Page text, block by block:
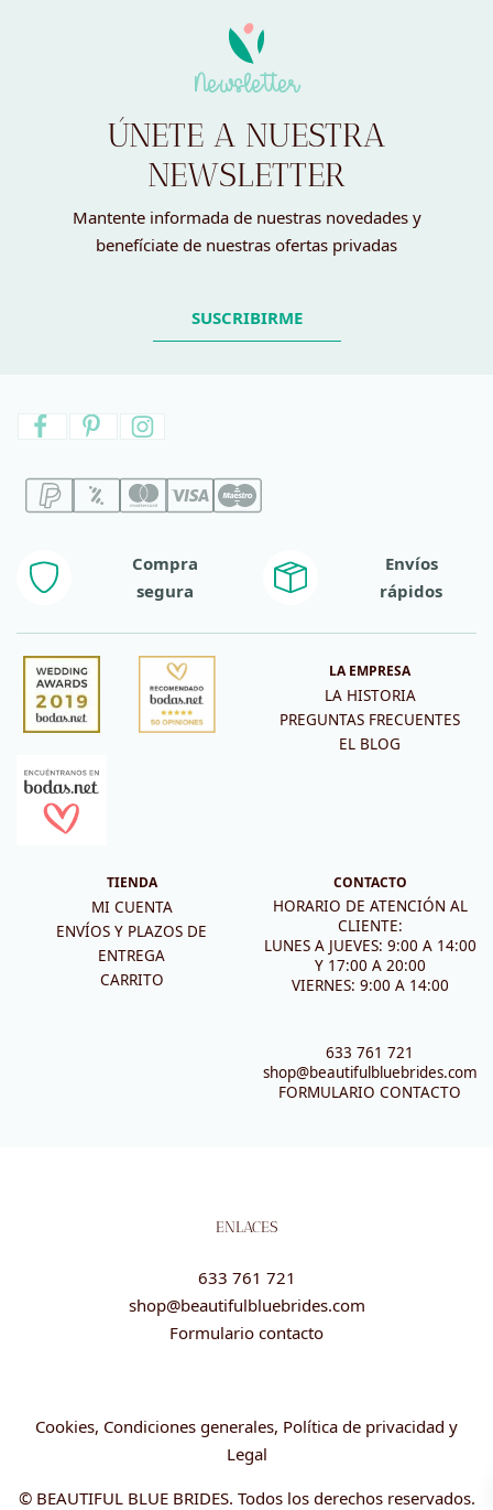
Newsletter
ÚNETE A NUESTRA
NEWSLETTER
Mantente informada de nuestras novedades y
benefíciate de nuestras ofertas privadas
SUSCRIBIRME
Compra
segura
Envíos
rápidos
LA EMPRESA
LA HISTORIA
PREGUNTAS FRECUENTES
EL BLOG
TIENDA
MI CUENTA
ENVÍOS Y PLAZOS DE
ENTREGA
CARRITO
CONTACTO
HORARIO DE ATENCIÓN AL
CLIENTE:
LUNES A JUEVES: 9:00 A 14:00
Y 17:00 A 20:00
VIERNES: 9:00 A 14:00
633 761 721
shop@beautifulbluebrides.com
FORMULARIO CONTACTO
ENLACES
633 761 721
shop@beautifulbluebrides.com
Formulario contacto
Cookies, Condiciones generales, Política de privacidad y
Legal
© BEAUTIFUL BLUE BRIDES. Todos los derechos reservados.